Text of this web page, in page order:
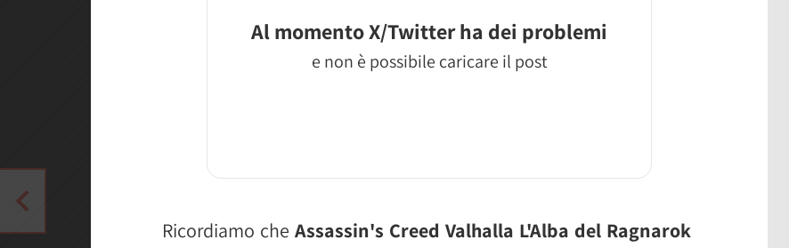
Al momento X/Twitter ha dei problemi
e non è possibile caricare il post
Ricordiamo che Assassin's Creed Valhalla L'Alba del Ragnarok